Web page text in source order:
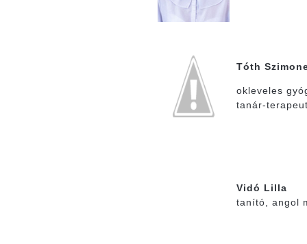
Tóth
okleveles
tanár-
Vidó Lilla
tanító, angol